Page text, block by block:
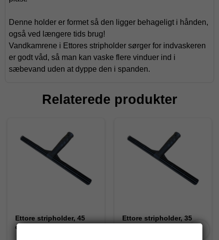
Denne holder er formet så den ligger behageligt i hånden,
også ved længere tids brug!
Vandkamrene i Ettores stripholder sørger for indvaskeren
er godt våd, så man kan vaske flere vinduer ind i
sæbevand uden at dyppe den i spanden.
Relaterede produkter
Ettore stripholder, 45
cm.
Ettore stripholder, 35